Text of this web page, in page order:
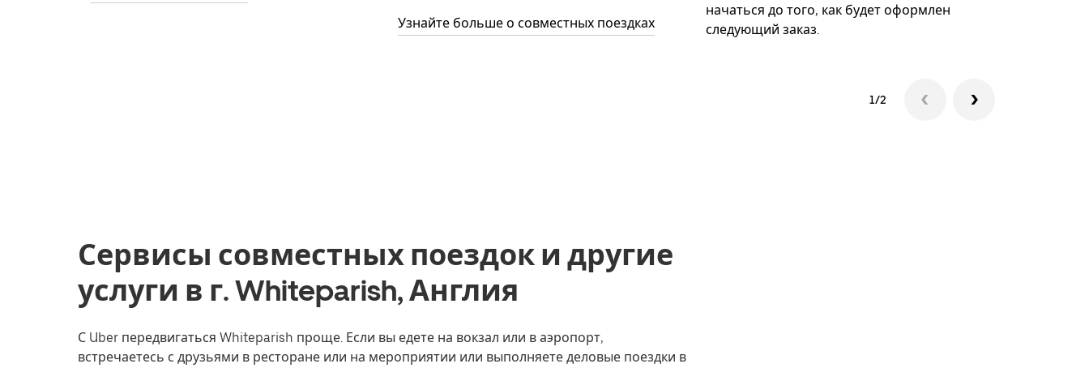
Узнайте больше о совместных поездках
начаться до того, как будет оформлен
следующий заказ.
1/2
Сервисы совместных поездок и другие
услуги в г. Whiteparish, Англия
С Uber передвигаться Whiteparish проще. Если вы едете на вокзал или в аэропорт,
встречаетесь с друзьями в ресторане или на мероприятии или выполняете деловые поездки в